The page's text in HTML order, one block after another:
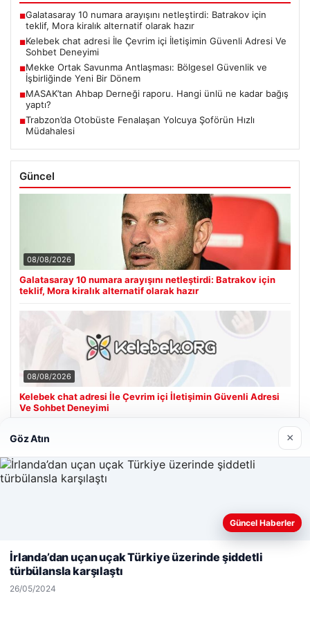
■Galatasaray 10 numara arayışını netleştirdi: Batrakov için
teklif, Mora kiralık alternatif olarak hazır
■Kelebek chat adresi İle Çevrim içi İletişimin Güvenli Adresi Ve
Sohbet Deneyimi
■Mekke Ortak Savunma Antlaşması: Bölgesel Güvenlik ve
İşbirliğinde Yeni Bir Dönem
■MASAK’tan Ahbap Derneği raporu. Hangi ünlü ne kadar bağış
yaptı?
■Trabzon’da Otobüste Fenalaşan Yolcuya Şoförün Hızlı
Müdahalesi
Güncel
08/08/2026
Galatasaray 10 numara arayışını netleştirdi: Batrakov için
teklif, Mora kiralık alternatif olarak hazır
08/08/2026
Kelebek chat adresi İle Çevrim içi İletişimin Güvenli Adresi
Ve Sohbet Deneyimi
Son Eklenen Firmalar
Web sitemizi nasıl kullandığınızı daha iyi anlayabilmek,
kullanıyoruz.Çerez Politikamız
Kabul Et
Göz Atın ×
Güncel Haberler
İrlanda’dan uçan uçak Türkiye üzerinde şiddetli
türbülansla karşılaştı
26/05/2024